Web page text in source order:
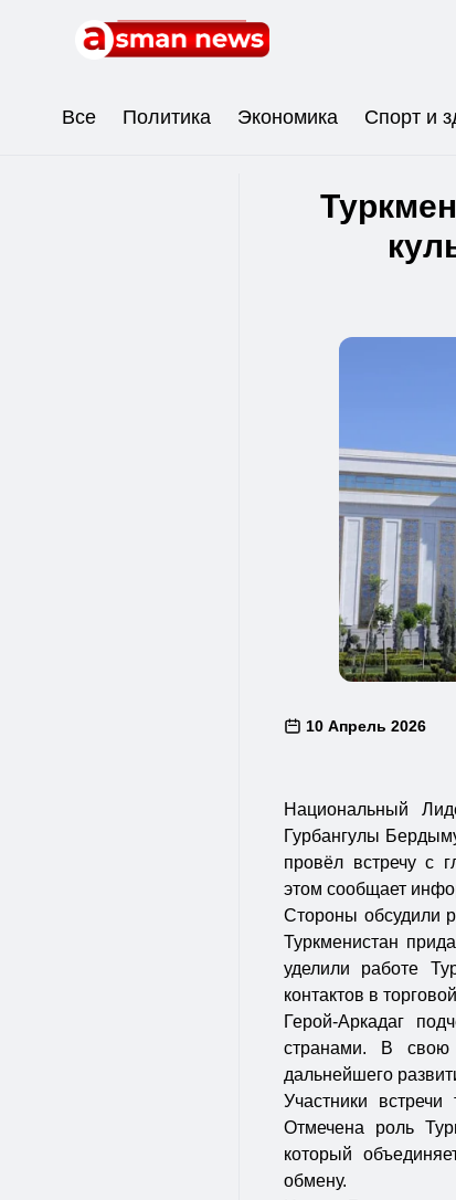
Все Политика Экономика Спорт и
10 Апрель 2026
Национальный
Гурбангулы
провёл встречу с
этом сообщает
Стороны обсудили
Туркменистан
уделили работе
контактов в
Герой-Аркадаг
странами. В свою
дальнейшего
Участники встречи
Отмечена роль
который
обмену.